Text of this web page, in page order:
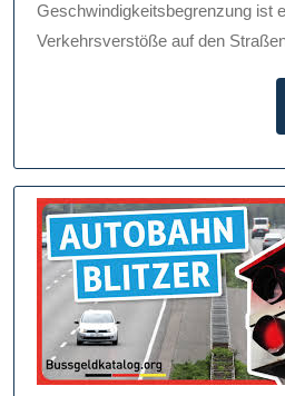
Geschwindigkeitsbegrenzung ist
Verkehrsverstöße auf den